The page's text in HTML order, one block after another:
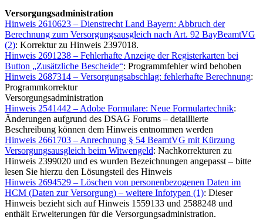
Versorgungsadministration
Hinweis 2610623 – Dienstrecht Land Bayern: Abbruch der
Berechnung zum Versorgungsausgleich nach Art. 92 BayBeamtVG
(2): Korrektur zu Hinweis 2397018.
Hinweis 2691238 – Fehlerhafte Anzeige der Registerkarten bei
Button „Zusätzliche Bescheide“: Programmfehler wird behoben
Hinweis 2687314 – Versorgungsabschlag: fehlerhafte Berechnung:
Programmkorrektur
Versorgungsadministration
Hinweis 2541442 – Adobe Formulare: Neue Formulartechnik:
Änderungen aufgrund des DSAG Forums – detaillierte
Beschreibung können dem Hinweis entnommen werden
Hinweis 2661703 – Anrechnung § 54 BeamtVG mit Kürzung
Versorgungsausgleich beim Witwengeld: Nachkorrekturen zu
Hinweis 2399020 und es wurden Bezeichnungen angepasst – bitte
lesen Sie hierzu den Lösungsteil des Hinweis
Hinweis 2694529 – Löschen von personenbezogenen Daten im
HCM (Daten zur Versorgung) – weitere Infotypen (1): Dieser
Hinweis bezieht sich auf Hinweis 1559133 und 2588248 und
enthält Erweiterungen für die Versorgungsadministration.